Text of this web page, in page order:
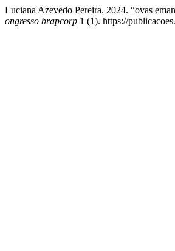
Luciana Azevedo Pereira. 2024. “ovas
ongresso brapcorp 1 (1). https://